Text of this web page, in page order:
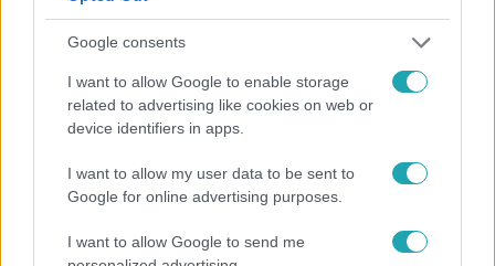
Google consents
I want to allow Google to enable storage
related to advertising like cookies on web or
device identifiers in apps.
I want to allow my user data to be sent to
Google for online advertising purposes.
I want to allow Google to send me
probléma megoldásában.